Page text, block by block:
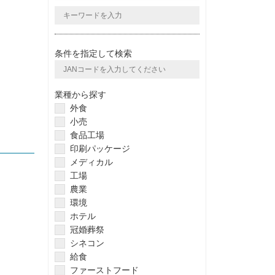
条件を指定して検索
業種から探す
外食
小売
食品工場
印刷パッケージ
メディカル
工場
農業
環境
ホテル
冠婚葬祭
シネコン
給食
ファーストフード